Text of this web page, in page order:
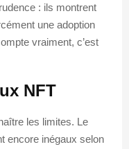
: ils montrent
une adoption
vraiment, c’est
NFT
les limites. Le
encore inégaux selon